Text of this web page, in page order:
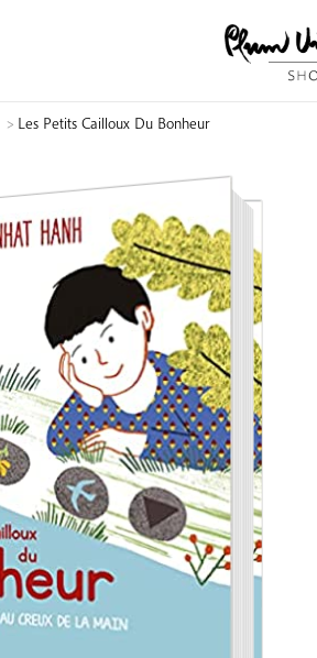
> Les Petits Cailloux Du Bonheur